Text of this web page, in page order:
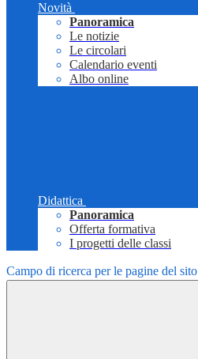
Novità
Panoramica
Le notizie
Le circolari
Calendario eventi
Albo online
Didattica
Panoramica
Offerta formativa
I progetti delle classi
Campo di ricerca per le pagine del sito